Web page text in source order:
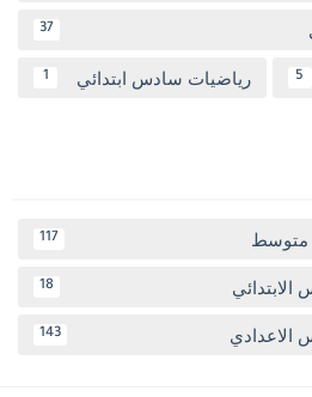
37
5 رياضيات سادس ابتدائي 1
متوسط 117
18
الاعدادي 143